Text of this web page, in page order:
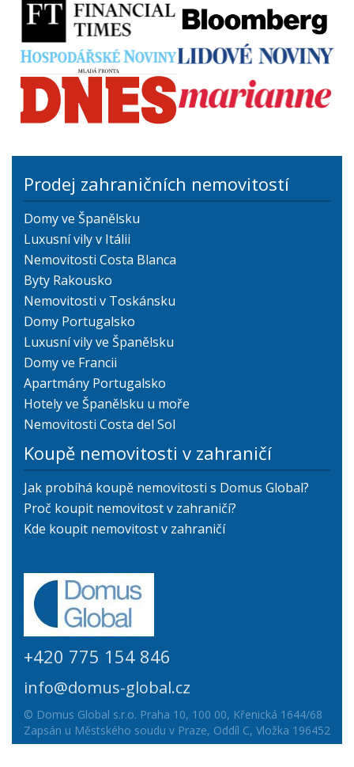
Prodej zahraničních nemovitostí
Domy ve Španělsku
Luxusní vily v Itálii
Nemovitosti Costa Blanca
Byty Rakousko
Nemovitosti v Toskánsku
Domy Portugalsko
Luxusní vily ve Španělsku
Domy ve Francii
Apartmány Portugalsko
Hotely ve Španělsku u moře
Nemovitosti Costa del Sol
Koupě nemovitosti v zahraničí
Jak probíhá koupě nemovitosti s Domus Global?
Proč koupit nemovitost v zahraničí?
Kde koupit nemovitost v zahraničí
+420 775 154 846
info@domus-global.cz
© Domus Global s.r.o. Praha 10, 100 00, Křenická 1644/68
Zapsán u Městského soudu v Praze, Oddíl C, Vložka 196452